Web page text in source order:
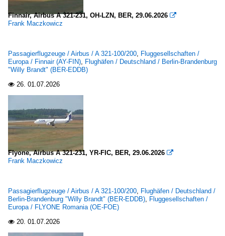
Finnair, Airbus A 321-231, OH-LZN, BER, 29.06.2026 
Frank Maczkowicz
Passagierflugzeuge / Airbus / A 321-100/200, Fluggesellschaften /
Europa / Finnair (AY-FIN), Flughäfen / Deutschland / Berlin-Brandenburg
"Willy Brandt" (BER-EDDB)
 26. 01.07.2026
Flyone, Airbus A 321-231, YR-FIC, BER, 29.06.2026 
Frank Maczkowicz
Passagierflugzeuge / Airbus / A 321-100/200, Flughäfen / Deutschland /
Berlin-Brandenburg "Willy Brandt" (BER-EDDB), Fluggesellschaften /
Europa / FLYONE Romania (OE-FOE)
 20. 01.07.2026